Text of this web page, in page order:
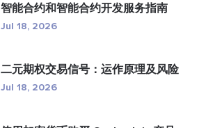
智能合约和智能合约开发服务指南
Jul 18, 2026
二元期权交易信号：运作原理及风险
Jul 18, 2026